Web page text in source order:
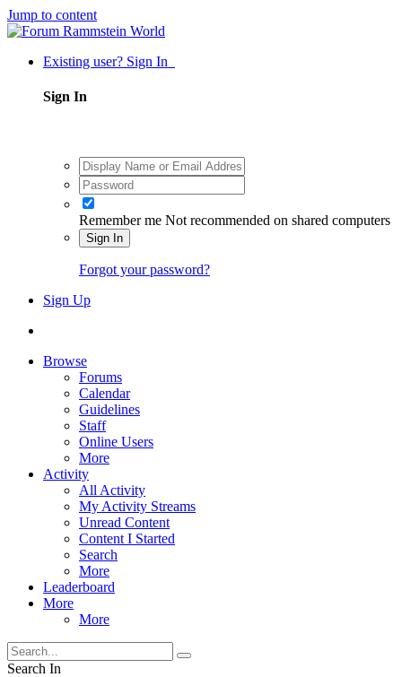
Jump to content
Existing user? Sign In
Sign In
Remember me Not recommended on shared computers
Sign In
Forgot your password?
Sign Up
Browse
Forums
Calendar
Guidelines
Staff
Online Users
More
Activity
All Activity
My Activity Streams
Unread Content
Content I Started
Search
More
Leaderboard
More
More
Search In